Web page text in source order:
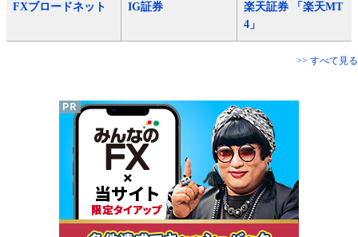
FXブロードネット IG証券
楽天証券 「楽天MT
4」
>> すべて見る